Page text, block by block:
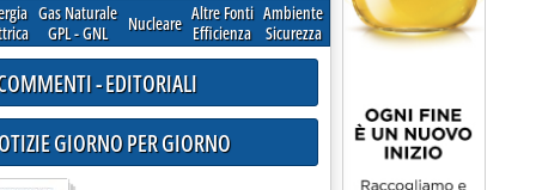
Gas Naturale
GPL - GNL
Nucleare Altre Fonti
Efficienza
Ambiente
Sicurezza
- EDITORIALI
GIORNO PER GIORNO